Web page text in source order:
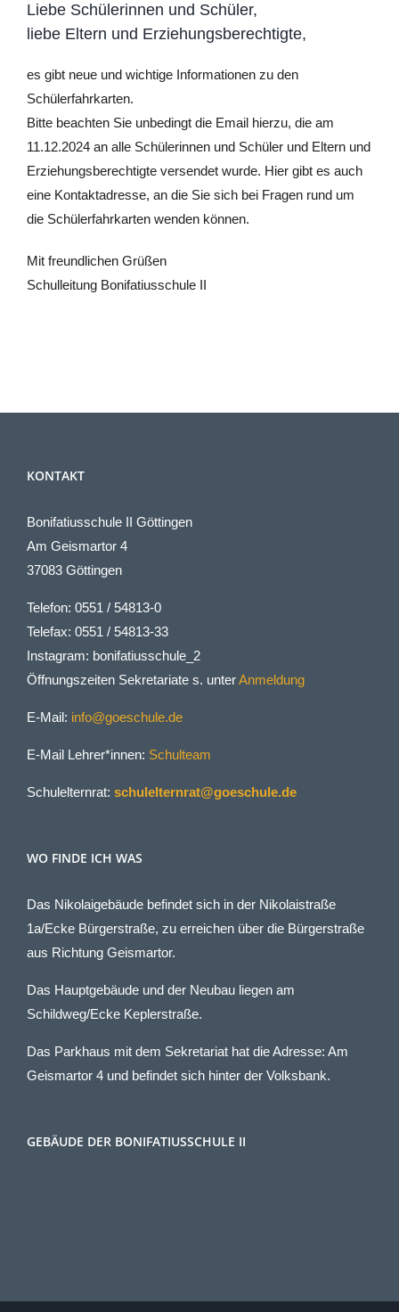
Liebe Schülerinnen und Schüler,
liebe Eltern und Erziehungsberechtigte,
es gibt neue und wichtige Informationen zu den
Schülerfahrkarten.
Bitte beachten Sie unbedingt die Email hierzu, die am
11.12.2024 an alle Schülerinnen und Schüler und Eltern und
Erziehungsberechtigte versendet wurde. Hier gibt es auch
eine Kontaktadresse, an die Sie sich bei Fragen rund um
die Schülerfahrkarten wenden können.
Mit freundlichen Grüßen
Schulleitung Bonifatiusschule II
KONTAKT
Bonifatiusschule II Göttingen
Am Geismartor 4
37083 Göttingen
Telefon: 0551 / 54813-0
Telefax: 0551 / 54813-33
Instagram: bonifatiusschule_2
Öffnungszeiten Sekretariate s. unterAnmeldung
E-Mail: info@goeschule.de
E-Mail Lehrer*innen: Schulteam
Schulelternrat: schulelternrat@goeschule.de
WO FINDE ICH WAS
Das Nikolaigebäude befindet sich in der Nikolaistraße
1a/Ecke Bürgerstraße, zu erreichen über die Bürgerstraße
aus Richtung Geismartor.
Das Hauptgebäude und der Neubau liegen am
Schildweg/Ecke Keplerstraße.
Das Parkhaus mit dem Sekretariat hat die Adresse: Am
Geismartor 4 und befindet sich hinter der Volksbank.
GEBÄUDE DER BONIFATIUSSCHULE II